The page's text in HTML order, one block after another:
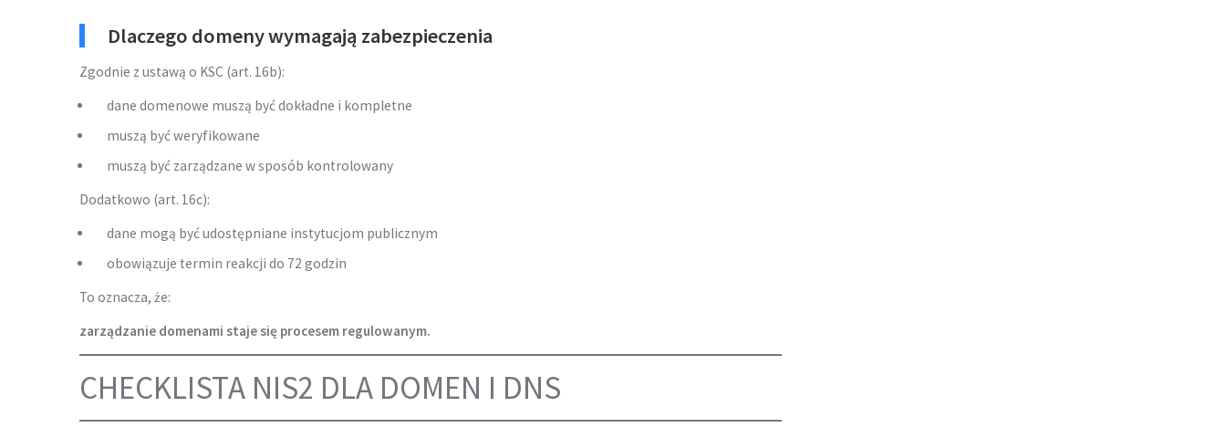
Dlaczego domeny wymagają zabezpieczenia
Zgodnie z ustawą o KSC (art. 16b):
dane domenowe muszą być dokładne i kompletne
muszą być weryfikowane
muszą być zarządzane w sposób kontrolowany
Dodatkowo (art. 16c):
dane mogą być udostępniane instytucjom publicznym
obowiązuje termin reakcji do 72 godzin
To oznacza, że:
zarządzanie domenami staje się procesem regulowanym.
CHECKLISTA NIS2 DLA DOMEN I DNS